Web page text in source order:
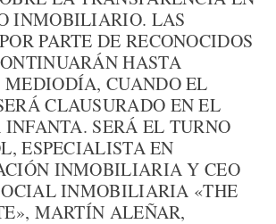
INMOBILIARIO. LAS
PARTE DE RECONOCIDOS
HASTA
CUANDO EL
CLAUSURADO EN EL
SERÁ EL TURNO
ESPECIALISTA EN
INMOBILIARIA Y CEO
INMOBILIARIA «THE
MARTÍN ALEÑAR,